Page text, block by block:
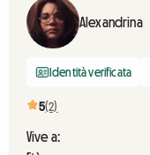
Alexandrina
Identità verificata
5(2)
Vive a: